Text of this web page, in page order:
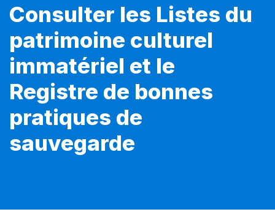
Consulter les Listes du
patrimoine culturel
immatériel et le
Registre de bonnes
pratiques de
sauvegarde